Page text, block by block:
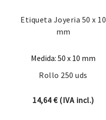
Etiqueta Joyeria 50 x 10
mm
Medida: 50 x 10 mm
Rollo 250 uds
14,64€(IVA incl.)